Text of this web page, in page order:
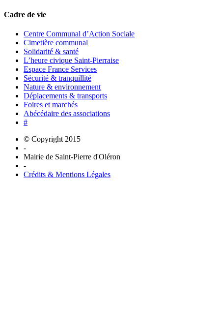
Cadre de vie
Centre Communal d’Action Sociale
Cimetière communal
Solidarité & santé
L’heure civique Saint-Pierraise
Espace France Services
Sécurité & tranquillité
Nature & environnement
Déplacements & transports
Foires et marchés
Abécédaire des associations
#
© Copyright 2015
-
Mairie de Saint-Pierre d'Oléron
-
Crédits & Mentions Légales